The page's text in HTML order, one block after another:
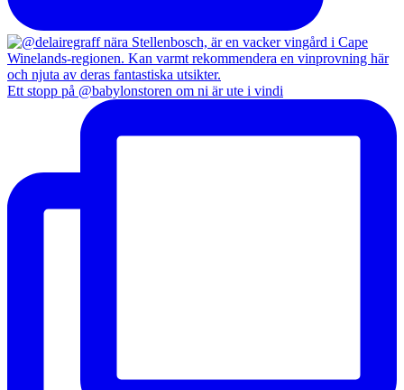
Ett stopp på @babylonstoren om ni är ute i vindi